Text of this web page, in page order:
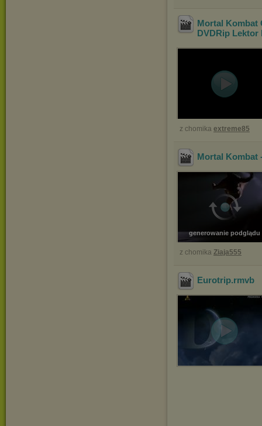
Mortal Kombat
DVDRip Lektor
z chomika extreme85
Mortal Kombat
generowanie podglądu
z chomika Ziaja555
Eurotrip.rmvb